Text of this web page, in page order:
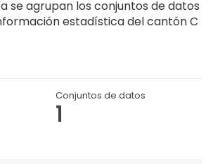
se agrupan los conjuntos de datos
estadística del cantón C
Conjuntos de datos
1